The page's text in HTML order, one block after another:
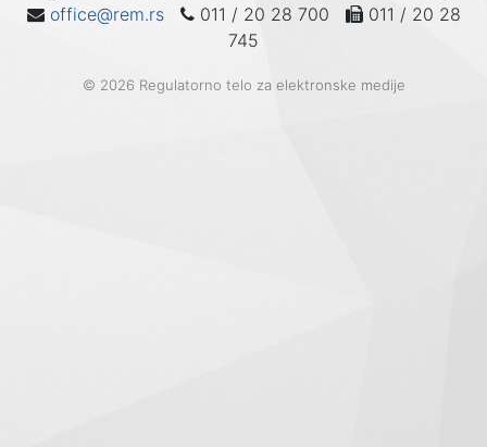
office@rem.rs
011 / 20 28 700
011 / 20 28
745
© 2026 Regulatorno telo za elektronske medije